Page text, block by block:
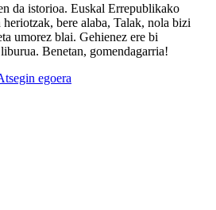
da istorioa. Euskal Errepublikako
bere alaba, Talak, nola bizi
umorez blai. Gehienez ere bi
Benetan, gomendagarria!
egoera